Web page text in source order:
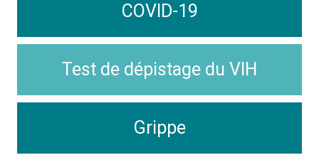
COVID-19
Test de dépistage du VIH
Grippe